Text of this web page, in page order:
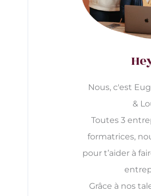
Nous, c'est
&
Toutes 3
formatrices,
pour t’aider à
Grâce à nos